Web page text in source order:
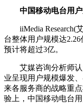
中国移动电台用
iiMedia Research(
台整体用户规模达
预计将超过3亿。
艾媒咨询分析师认
业呈现用户规模爆发
来各服务商的战略重
验上，中国移动电台